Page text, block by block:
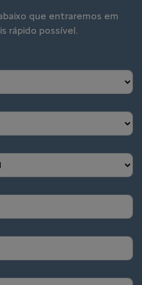
que entraremos em
rápido possível.